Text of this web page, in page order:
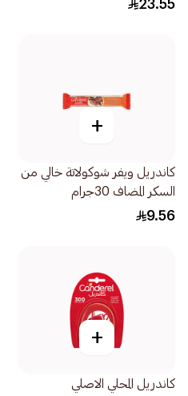
23.55
+
كاندريل ويفر شوكولاتة خالي من
السكر المضاف 30جرام
9.56
+
كاندريل المحلي الاصلي